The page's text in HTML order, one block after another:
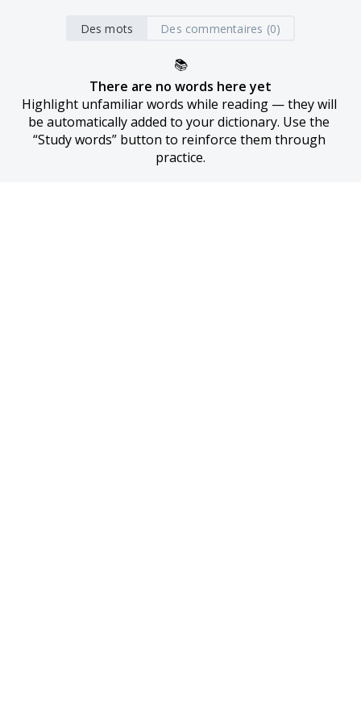
Des mots Des commentaires (0)
📚
There are no words here yet
Highlight unfamiliar words while reading — they will
be automatically added to your dictionary. Use the
“Study words” button to reinforce them through
practice.